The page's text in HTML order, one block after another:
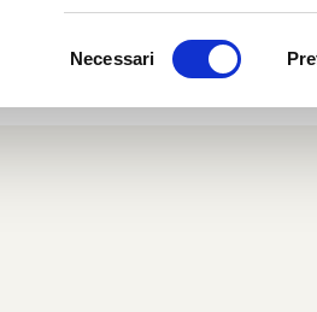
Necessari
Gen 18, 2017